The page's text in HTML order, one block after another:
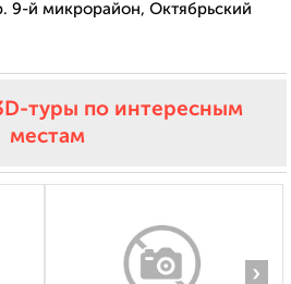
9-й микрорайон, Октябрьский
туры по интересным
местам
›